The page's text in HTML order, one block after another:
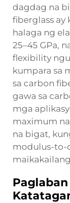
dagdag na
fiberglass ay
halaga ng
25–45 GPa,
flexibility
kumpara sa
sa carbon
gawa sa
mga
maximum
na bigat,
modulus-to-